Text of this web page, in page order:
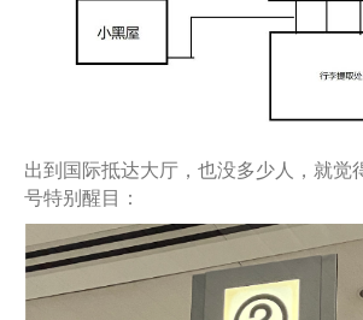
出到国际抵达大厅，也没多少人，就觉
号特别醒目：